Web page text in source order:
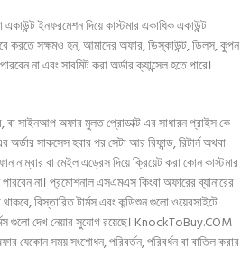
ইনফরমেশন দিয়ে কাস্টমার একাধিক একাউন্ট
করতে সক্ষমও হন, আমাদের অফার, ডিস্কাউন্ট, ডিলস, কুপন
না এবং সাবমিট করা অর্ডার ক্যান্সেল হতে পারে।
সাইনআপ অফার মুলত প্রোডাক্ট এর সাধারন প্রাইস কে
সাকসেস হবার পর সেটা আর রিফান্ড, রিটার্ন অথবা
নাম্বার বা মেইল এড্রেস দিয়ে ক্রিয়েট করা কোন কাস্টমার
না। প্রমোশনাল এসএমএস কিংবা অফারের ব্যানারের
থাকবে, বিস্তারিত টার্মস এবং কন্ডিশুন গুলো ওয়েবসাইটে
গুলো দেখ নেয়ার সুযোগ রয়েছে। KnockToBuy.COM
যেকোন সময় সংশোধন, পরিবর্তন, পরিবর্ধন বা বাতিল করার